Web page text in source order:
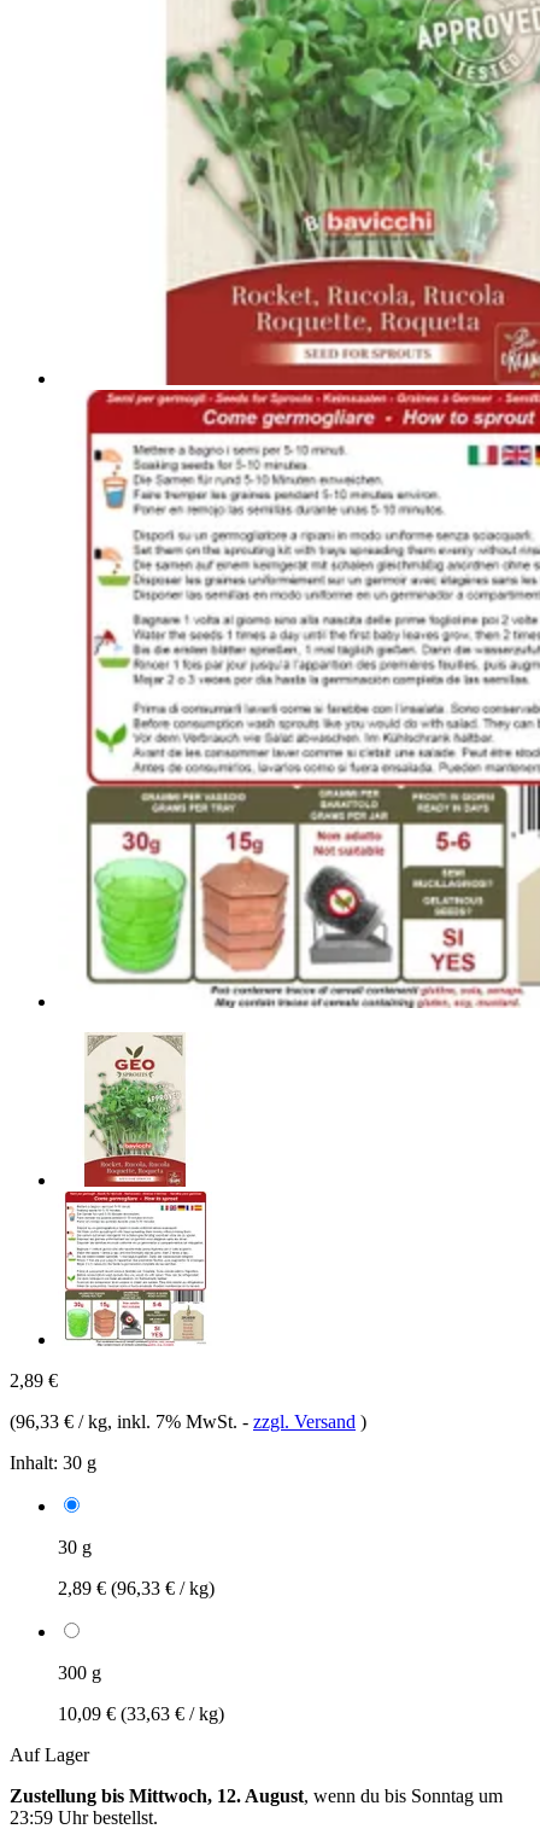
2,89 €
(96,33 € / kg, inkl. 7% MwSt. - zzgl. Versand )
Inhalt: 30 g
30 g
2,89 € (96,33 € / kg)
300 g
10,09 € (33,63 € / kg)
Auf Lager
Zustellung bis Mittwoch, 12. August, wenn du bis Sonntag um
23:59 Uhrbestellst.